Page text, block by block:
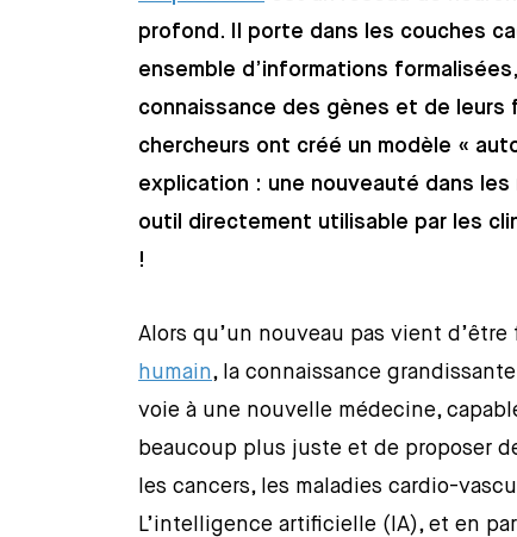
profond. Il porte dans les couches
ensemble d’informations
connaissance des gènes et de
chercheurs ont créé un modèle «
explication : une nouveauté dans les
outil directement utilisable par les
!
Alors qu’un nouveau pas vient d’être
humain, la connaissance
voie à une nouvelle médecine,
beaucoup plus juste et de proposer
les cancers, les maladies cardio-
L’intelligence artificielle (IA), et en